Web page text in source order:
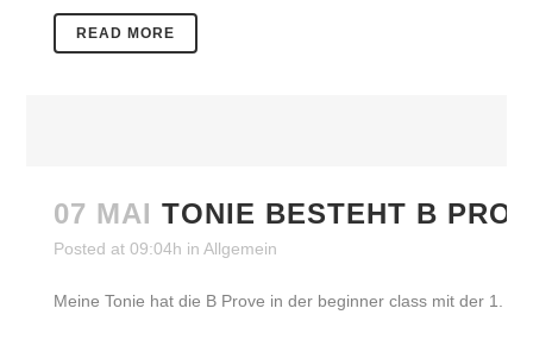
READ MORE
07 MAI TONIE BESTEHT B
Posted at 09:04h inAllgemein
Meine Tonie hat die B Prove in der beginner class mit der 1.